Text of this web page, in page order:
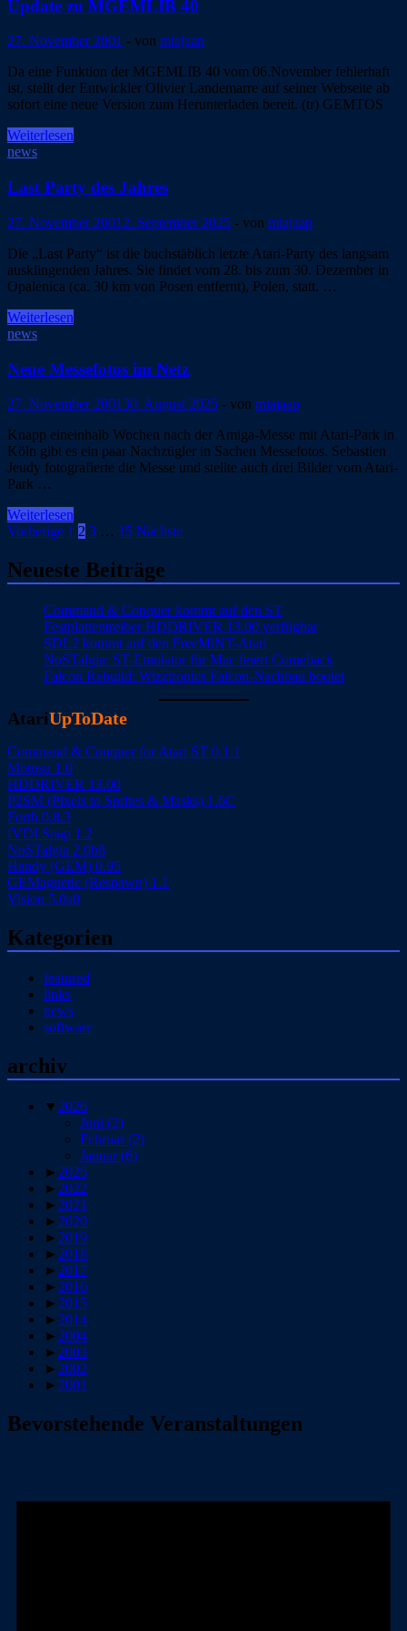
Update zu MGEMLIB 40
27. November 2001 - von miajaap
Da eine Funktion der MGEMLIB 40 vom 06.November fehlerhaft
ist, stellt der Entwickler Olivier Landemarre auf seiner Webseite ab
sofort eine neue Version zum Herunterladen bereit. (tr) GEMTOS
Update
zu
40
Weiterlesen
news
Last Party des Jahres
27. November 2001 2. September 2025 - von miajaap
Die „Last Party“ ist die buchstäblich letzte Atari-Party des langsam
ausklingenden Jahres. Sie findet vom 28. bis zum 30. Dezember in
Opalenica (ca. 30 km von Posen entfernt), Polen, statt. …
Last
Party
Jahres
Weiterlesen
news
Neue Messefotos im Netz
27. November 200130. August 2025 - von miajaap
Knapp eineinhalb Wochen nach der Amiga-Messe mit Atari-Park in
Köln gibt es ein paar Nachzügler in Sachen Messefotos. Sebastien
Jeudy fotografierte die Messe und stellte auch drei Bilder vom Atari-
Park …
Neue
Messefotos
Netz
Weiterlesen
Seitennummerierung
der
Beiträge
Vorherige 1 2 3 … 15 Nächste
Neueste Beiträge
Command & Conquer kommt auf den ST
Festplattentreiber HDDRIVER 13.00 verfügbar
SDL2 kommt auf den FreeMiNT-Atari
NoSTalgia: ST-Emulator für Mac feiert Comeback
Falcon Rebuild: Wizztronics Falcon-Nachbau bootet
AtariUpToDate
Command & Conquer for Atari ST 0.1.1
Motosu 1.0
HDDRIVER 13.00
P2SM (Pixels to Sprites & Masks) 1.6C
Forth 0.8.3
fVDI Snap 1.2
NoSTalgia 2.0b8
Handy (GEM) 0.95
GEMagnetic (Respawn) 1.1
Vision 5.0a0
Kategorien
featured
links
news
software
archiv
▼ 2026
Juni (2)
Februar(2)
Januar(6)
► 2025
► 2022
► 2021
► 2020
► 2019
► 2018
► 2017
► 2016
► 2015
► 2014
► 2004
► 2003
► 2002
► 2001
Bevorstehende Veranstaltungen